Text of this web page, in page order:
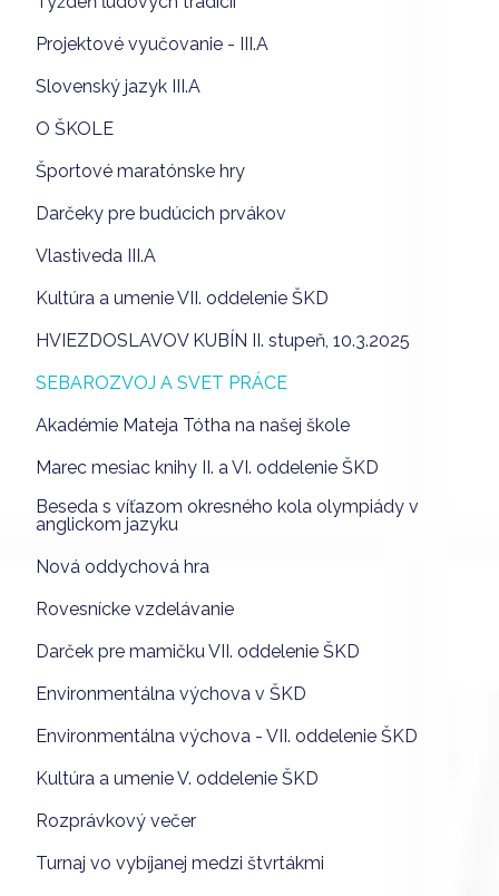
Projektové vyučovanie - III.A
Slovenský jazyk III.A
O ŠKOLE
Športové maratónske hry
Darčeky pre budúcich prvákov
Vlastiveda III.A
Kultúra a umenie VII. oddelenie ŠKD
HVIEZDOSLAVOV KUBÍN II. stupeň, 10.3.2025
SEBAROZVOJ A SVET PRÁCE
Akadémie Mateja Tótha na našej škole
Marec mesiac knihy II. a VI. oddelenie ŠKD
Beseda s víťazom okresného kola olympiády v
anglickom jazyku
Nová oddychová hra
Rovesnícke vzdelávanie
Darček pre mamičku VII. oddelenie ŠKD
Environmentálna výchova v ŠKD
Environmentálna výchova - VII. oddelenie ŠKD
Kultúra a umenie V. oddelenie ŠKD
Rozprávkový večer
Turnaj vo vybíjanej medzi štvrtákmi